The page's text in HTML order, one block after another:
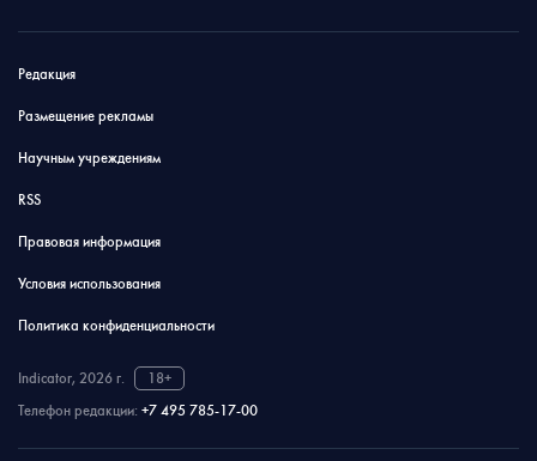
Редакция
Размещение рекламы
Научным учреждениям
RSS
Правовая информация
Условия использования
Политика конфиденциальности
Indicator, 2026 г.
18+
Телефон редакции: +7 495 785-17-00